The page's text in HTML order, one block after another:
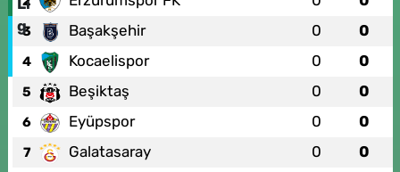
3 Başakşehir 0 0
4 Kocaelispor 0 0
5 Beşiktaş 0 0
6 Eyüpspor 0 0
7 Galatasaray 0 0